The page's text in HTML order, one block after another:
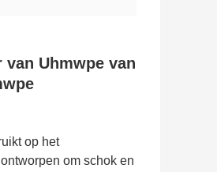
Uhmwpe van
op het
om schok en